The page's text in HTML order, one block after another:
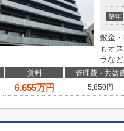
築年
敷金
もオ
ラな
賃料 管理費・共益
6.655万円 5,850円